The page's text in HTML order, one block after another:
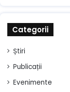
Categorii
Știri
Publicații
Evenimente